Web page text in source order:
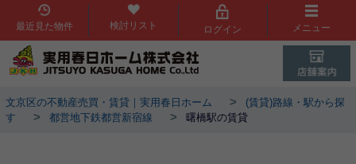
最近見た物件 検討リスト ログイン メニュー
文京区の不動産売買・賃貸｜実用春日ホーム >
(賃貸)路線・駅から探
す
> 都営地下鉄都営新宿線 > 曙橋駅の賃貸